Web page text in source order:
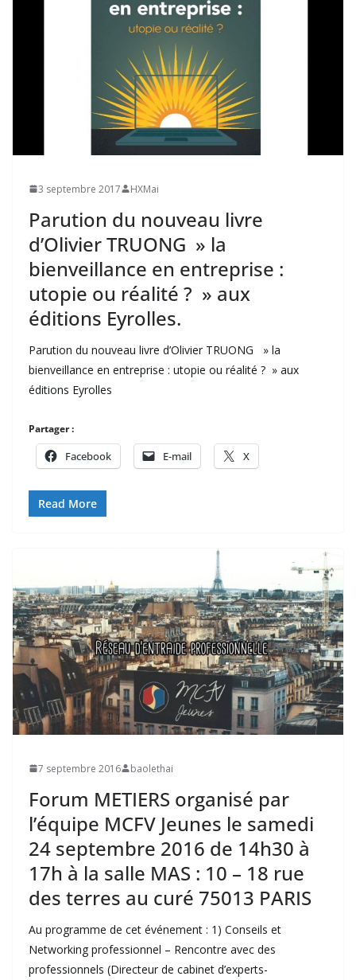
3 septembre 2017 HXMai
Parution du nouveau livre
d’Olivier TRUONG » la
bienveillance en entreprise :
utopie ou réalité ? » aux
éditions Eyrolles.
Parution du nouveau livre d’Olivier TRUONG » la
bienveillance en entreprise : utopie ou réalité ? » aux
éditions Eyrolles
Partager :
Facebook E-mail X
Read More
7 septembre 2016 baolethai
Forum METIERS organisé par
l’équipe MCFV Jeunes le samedi
24 septembre 2016 de 14h30 à
17h à la salle MAS : 10 – 18 rue
des terres au curé 75013 PARIS
Au programme de cet événement : 1) Conseils et
Networking professionnel – Rencontre avec des
professionnels (Directeur de cabinet d’experts-